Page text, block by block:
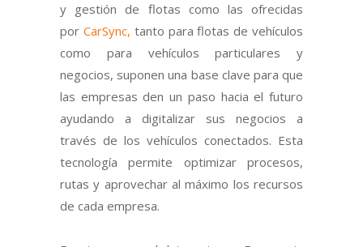
y gestión de flotas como las ofrecidas
por CarSync, tanto para flotas de vehículos
como para vehículos particulares y
negocios, suponen una base clave para que
las empresas den un paso hacia el futuro
ayudando a digitalizar sus negocios a
través de los vehículos conectados. Esta
tecnología permite optimizar procesos,
rutas y aprovechar al máximo los recursos
de cada empresa.